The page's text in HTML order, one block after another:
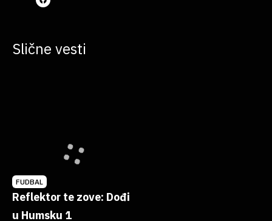
Slične vesti
FUDBAL
Reflektor te zove: Dođi
u Humsku 1